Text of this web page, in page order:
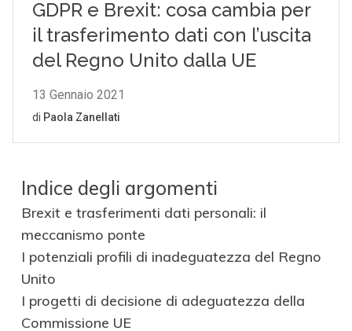
Indice degli argomenti
Brexit e trasferimenti dati personali: il
meccanismo ponte
I potenziali profili di inadeguatezza del Regno
Unito
I progetti di decisione di adeguatezza della
Commissione UE